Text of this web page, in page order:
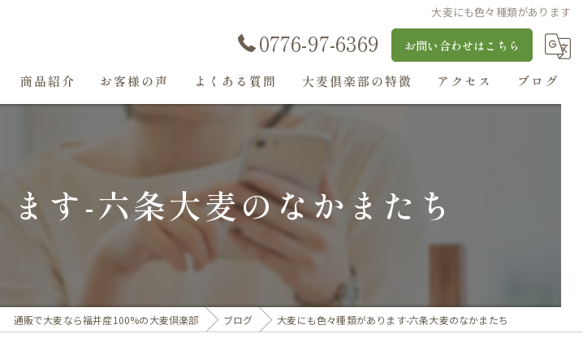
大麦にも色々種類があります
0776-97-6369 お問い合わせはこちら
商品紹介 お客様の声 よくある質問 大麦倶楽部の特徴
麦ストロー
アクセス ブログ
す-六条大麦のなかまたち
通販で大麦なら福井産100%の大麦倶楽部 ブログ 大麦にも色々種類があります-六条大麦のなかまたち